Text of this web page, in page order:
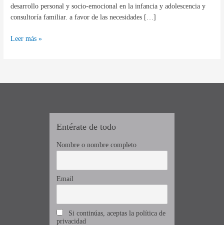
desarrollo personal y socio-emocional en la infancia y adolescencia y
consultoría familiar. a favor de las necesidades […]
Leer más »
Entérate de todo
Nombre o nombre completo
Email
Si continúas, aceptas la política de
privacidad